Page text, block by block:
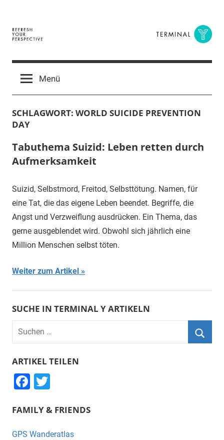
springen
Terminal
Y
Digital
BusinessMenü
SCHLAGWORT: WORLD SUICIDE PREVENTION
DAY
Tabuthema Suizid: Leben retten durch
Aufmerksamkeit
Suizid, Selbstmord, Freitod, Selbsttötung. Namen, für
eine Tat, die das eigene Leben beendet. Begriffe, die
Angst und Verzweiflung ausdrücken. Ein Thema, das
gerne ausgeblendet wird. Obwohl sich jährlich eine
Million Menschen selbst töten.
Weiter zum Artikel
SUCHE IN TERMINAL Y ARTIKELN
Suchen
nach:
ARTIKEL TEILEN
F
c
e
tt
er
FAMILY & FRIENDS
GPS Wanderatlas